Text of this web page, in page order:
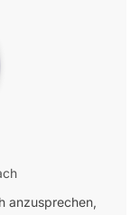
anzusprechen,